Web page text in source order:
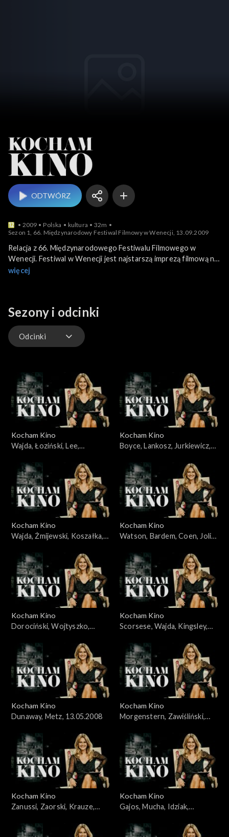
ODTWÓRZ
2009 Polska kultura
32m
Sezon 1, 66. Międzynarodowy Festiwal Filmowy w Wenecji, 13.09.2009
Relacja z 66. Międzynarodowego Festiwalu Filmowego w
Wenecji. Festiwal w Wenecji jest najstarszą imprezą filmową na
świecie, jego historia sięga 1932 roku. Ważnym polskim
więcej
Sezony i odcinki
Odcinki
Kocham Kino
Wajda, Łoziński, Lee,
Kocham Kino
Boyce, Lankosz, Jurkiewicz,
03.06.2008
Kocham Kino
Wajda, Żmijewski, Koszałka,
Kocham Kino
Watson, Bardem, Coen, Jolie,
Kocham Kino
Dorociński, Wojtyszko,
Kocham Kino
Scorsese, Wajda, Kingsley,
Kocham Kino
Dunaway, Metz, 13.05.2008
Kocham Kino
Morgenstern, Zawiśliński,
Kocham Kino
Zanussi, Zaorski, Krauze,
Kocham Kino
Gajos, Mucha, Idziak,